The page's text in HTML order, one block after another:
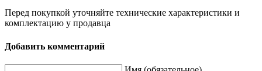
Перед покупкой уточняйте технические характеристики и
комплектацию у продавца
Добавить комментарий